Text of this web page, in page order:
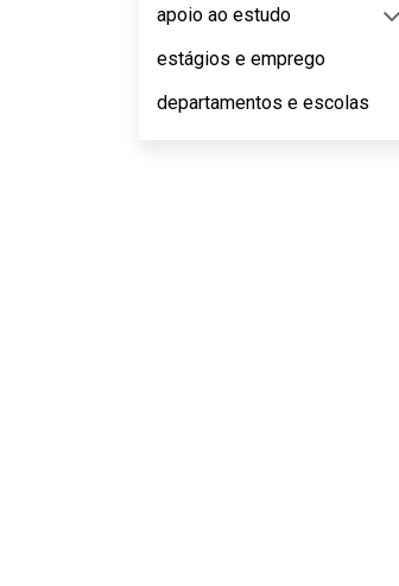
apoio ao estudo
estágios e emprego
departamentos e escolas